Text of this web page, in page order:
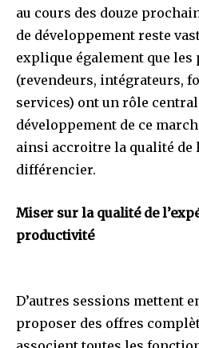
au cours des douze
de développement reste
explique également que les
(revendeurs, intégrateurs,
services) ont un rôle
développement de ce
ainsi accroitre la qualité de
différencier.
Miser sur la qualité de
productivité
D’autres sessions mettent
proposer des offres